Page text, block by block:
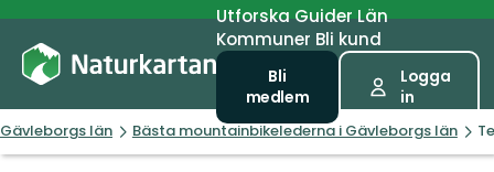
UtforskaGuiderLän
Kommuner Bli kund
Bli
medlem
Logga
in
Gävleborgs län Bästa mountainbikelederna i Gävleborgs län